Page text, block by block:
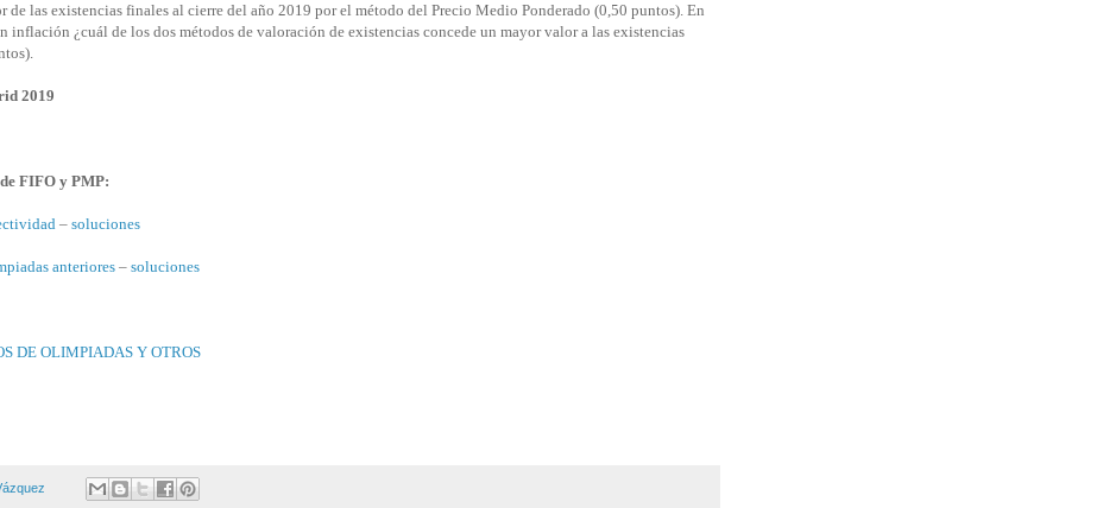
de las existencias finales al cierre del año 2019 por el método del Precio Medio Ponderado (0,50 puntos). En
inflación ¿cuál de los dos métodos de valoración de existencias concede un mayor valor a las existencias
2019
FIFO y PMP:
– soluciones
anteriores – soluciones
DE OLIMPIADAS Y OTROS